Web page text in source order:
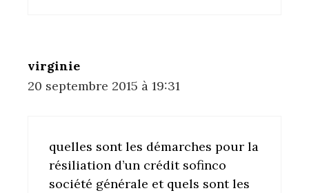
virginie
20 septembre 2015 à 19:31
quelles sont les démarches pour la
résiliation d’un crédit sofinco
société générale et quels sont les